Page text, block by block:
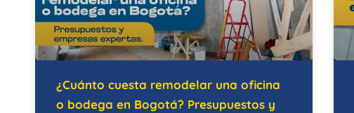
¿Cuánto cuesta remodelar una oficina
o bodega en Bogotá? Presupuestos y